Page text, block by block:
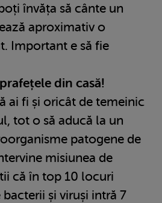
învăța să cânte un
aproximativ o
Important e să fie
din casă!
ai fi și oricât de temeinic
tot o să aducă la un
patogene de
misiunea de
că în top 10 locuri
și viruși intră 7